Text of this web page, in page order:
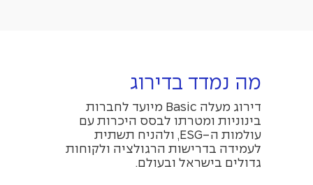
מה נמדד בדירוג
דירוג מעלה Basic מיועד לחברות
בינוניות ומטרתו לבסס היכרות עם
עולמות ה-ESG, ולהניח תשתית
לעמידה בדרישות הרגולציה ולקוחות
גדולים בישראל ובעולם.